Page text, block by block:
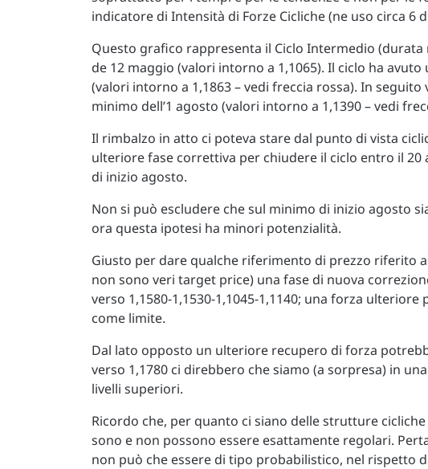
indicatore di Intensità di Forze Cicliche (ne uso circa 6
Questo grafico rappresenta il Ciclo Intermedio
de 12 maggio (valori intorno a 1,1065). Il ciclo ha
(valori intorno a 1,1863 – vedi freccia rossa). In
minimo dell’1 agosto (valori intorno a 1,1390 – vedi
Il rimbalzo in atto ci poteva stare dal punto di vista
ulteriore fase correttiva per chiudere il ciclo entro il
di inizio agosto.
Non si può escludere che sul minimo di inizio agosto
ora questa ipotesi ha minori potenzialità.
Giusto per dare qualche riferimento di prezzo riferito
non sono veri target price) una fase di nuova
verso 1,1580-1,1530-1,1045-1,1140; una forza
come limite.
Dal lato opposto un ulteriore recupero di forza
verso 1,1780 ci direbbero che siamo (a sorpresa) in
livelli superiori.
Ricordo che, per quanto ci siano delle strutture
sono e non possono essere esattamente regolari.
non può che essere di tipo probabilistico, nel rispetto